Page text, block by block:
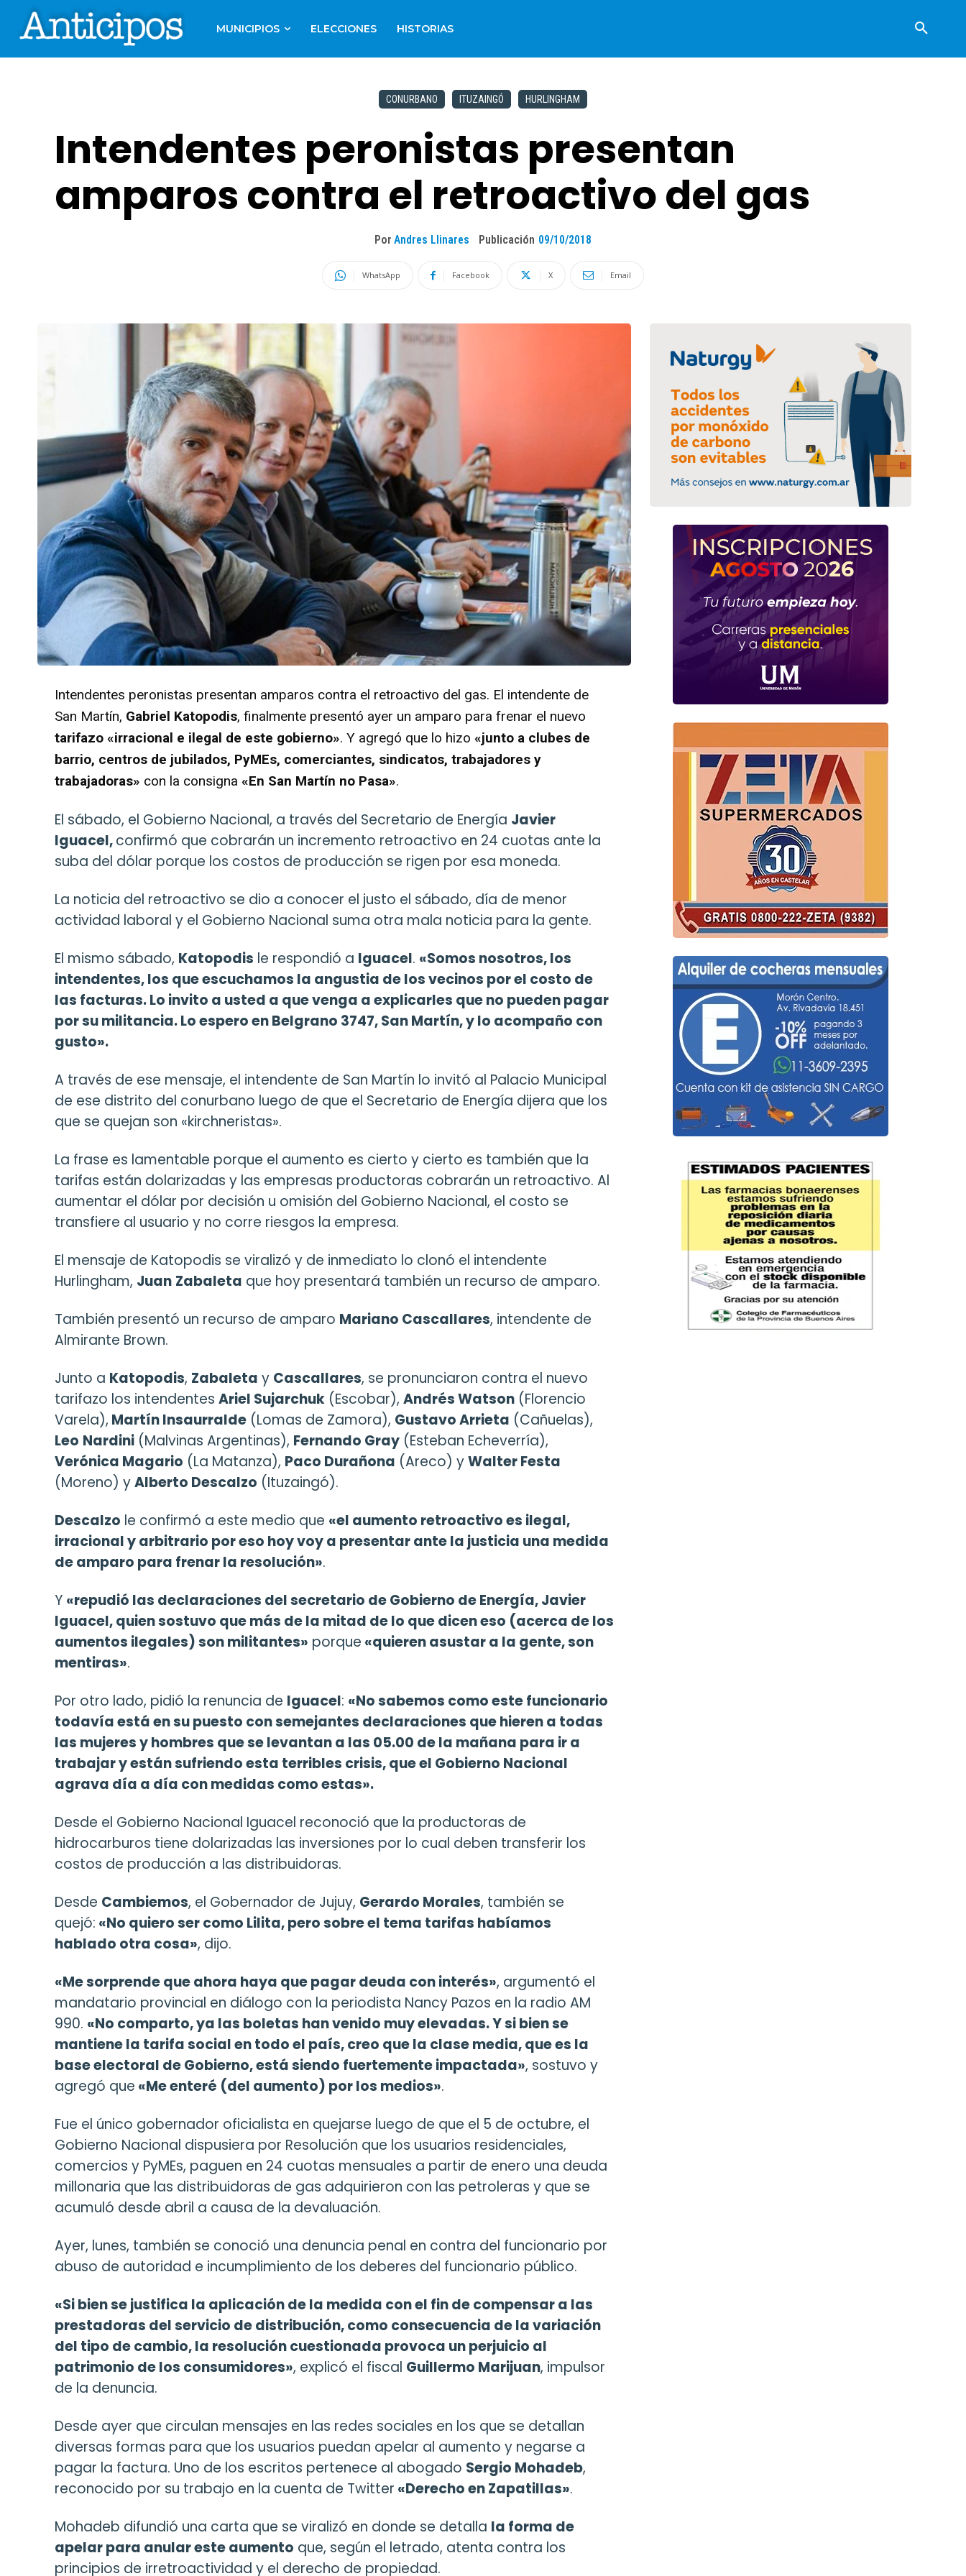
MUNICIPIOS ELECCIONES HISTORIAS
CONURBANO ITUZAINGÓ HURLINGHAM
Intendentes peronistas presentan
amparos contra el retroactivo del gas
Por Andres Llinares Publicación 09/10/2018
WhatsApp Facebook X Email
Intendentes peronistas presentan amparos contra el retroactivo del gas. El intendente de
San Martín, Gabriel Katopodis, finalmente presentó ayer un amparo para frenar el nuevo
tarifazo «irracional e ilegal de este gobierno». Y agregó que lo hizo «junto a clubes de
barrio, centros de jubilados, PyMEs, comerciantes, sindicatos, trabajadores y
trabajadoras» con la consigna «En San Martín no Pasa».
El sábado, el Gobierno Nacional, a través del Secretario de Energía Javier
Iguacel,confirmó que cobrarán un incremento retroactivo en 24 cuotas ante la
suba del dólar porque los costos de producción se rigen por esa moneda.
La noticia del retroactivo se dio a conocer el justo el sábado, día de menor
actividad laboral y el Gobierno Nacional suma otra mala noticia para la gente.
El mismo sábado, Katopodis le respondió a Iguacel. «Somos nosotros, los
intendentes, los que escuchamos la angustia de los vecinos por el costo de
las facturas. Lo invito a usted a que venga a explicarles que no pueden pagar
por su militancia. Lo espero en Belgrano 3747, San Martín, y lo acompaño con
gusto».
A través de ese mensaje, el intendente de San Martín lo invitó al Palacio Municipal
de ese distrito del conurbano luego de que el Secretario de Energía dijera que los
que se quejan son «kirchneristas».
La frase es lamentable porque el aumento es cierto y cierto es también que la
tarifas están dolarizadas y las empresas productoras cobrarán un retroactivo. Al
aumentar el dólar por decisión u omisión del Gobierno Nacional, el costo se
transfiere al usuario y no corre riesgos la empresa.
El mensaje de Katopodis se viralizó y de inmediato lo clonó el intendente
Hurlingham, Juan Zabaleta que hoy presentará también un recurso de amparo.
También presentó un recurso de amparo Mariano Cascallares, intendente de
Almirante Brown.
Junto a Katopodis, Zabaleta y Cascallares, se pronunciaron contra el nuevo
tarifazo los intendentes Ariel Sujarchuk (Escobar), Andrés Watson (Florencio
Varela), Martín Insaurralde (Lomas de Zamora), Gustavo Arrieta (Cañuelas),
Leo Nardini (Malvinas Argentinas), Fernando Gray (Esteban Echeverría),
Verónica Magario (La Matanza), Paco Durañona (Areco) yWalter Festa
(Moreno) yAlberto Descalzo (Ituzaingó).
Descalzo le confirmó a este medio que «el aumento retroactivo es ilegal,
irracional y arbitrario por eso hoy voy a presentar ante la justicia una medida
de amparo para frenar la resolución».
Y «repudió las declaraciones del secretario de Gobierno de Energía, Javier
Iguacel, quien sostuvo que más de la mitad de lo que dicen eso (acerca de los
aumentos ilegales) son militantes» porque «quieren asustar a la gente, son
mentiras».
Por otro lado, pidió la renuncia de Iguacel: «No sabemos como este funcionario
todavía está en su puesto con semejantes declaraciones que hieren a todas
las mujeres y hombres que se levantan a las 05.00 de la mañana para ir a
trabajar y están sufriendo esta terribles crisis, que el Gobierno Nacional
agrava día a día con medidas como estas».
Desde el Gobierno Nacional Iguacel reconoció que la productoras de
hidrocarburos tiene dolarizadas las inversiones por lo cual deben transferir los
costos de producción a las distribuidoras.
Desde Cambiemos, el Gobernador de Jujuy, Gerardo Morales, también se
quejó: «No quiero ser como Lilita, pero sobre el tema tarifas habíamos
hablado otra cosa», dijo.
«Me sorprende que ahora haya que pagar deuda con interés», argumentó el
mandatario provincial en diálogo con la periodista Nancy Pazos en la radio AM
990. «No comparto, ya las boletas han venido muy elevadas. Y si bien se
mantiene la tarifa social en todo el país, creo que la clase media, que es la
base electoral de Gobierno, está siendo fuertemente impactada», sostuvo y
agregó que «Me enteré (del aumento) por los medios».
Fue el único gobernador oficialista en quejarse luego de que el 5 de octubre, el
Gobierno Nacional dispusiera por Resolución que los usuarios residenciales,
comercios y PyMEs, paguen en 24 cuotas mensuales a partir de enero una deuda
millonaria que las distribuidoras de gas adquirieron con las petroleras y que se
acumuló desde abril a causa de la devaluación.
Ayer, lunes, también se conoció una denuncia penal en contra del funcionario por
abuso de autoridad e incumplimiento de los deberes del funcionario público.
«Si bien se justifica la aplicación de la medida con el fin de compensar a las
prestadoras del servicio de distribución, como consecuencia de la variación
del tipo de cambio, la resolución cuestionada provoca un perjuicio al
patrimonio de los consumidores», explicó el fiscal Guillermo Marijuan, impulsor
de la denuncia.
Desde ayer que circulan mensajes en las redes sociales en los que se detallan
diversas formas para que los usuarios puedan apelar al aumento y negarse a
pagar la factura. Uno de los escritos pertenece al abogado Sergio Mohadeb,
reconocido por su trabajo en la cuenta de Twitter «Derecho en Zapatillas».
Mohadeb difundió una carta que se viralizó en donde se detalla la forma de
apelar para anular este aumento que, según el letrado, atenta contra los
principios de irretroactividad y el derecho de propiedad.